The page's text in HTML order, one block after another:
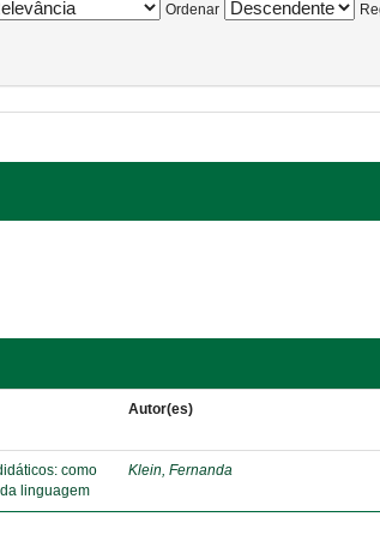
Ordenar
Autor(es)
como
linguagem
Klein, Fernanda